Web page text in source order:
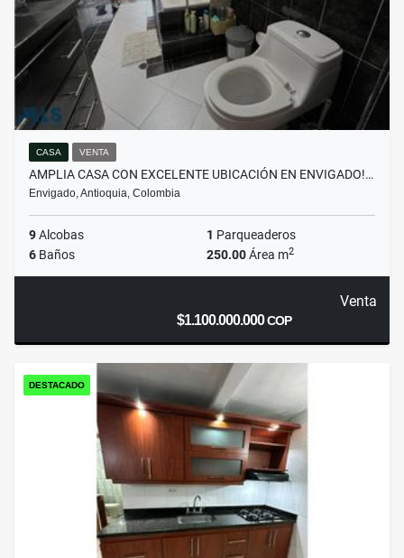
CASA VENTA
AMPLIA CASA CON EXCELENTE UBICACIÓN EN ENVIGADO!…
Envigado, Antioquia, Colombia
9Alcobas 1 Parqueaderos
6 Baños 250.00Área m2
Venta
$1.100.000.000COP
DESTACADO